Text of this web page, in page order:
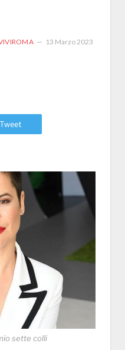
13 Marzo 2023
Tweet
sette colli